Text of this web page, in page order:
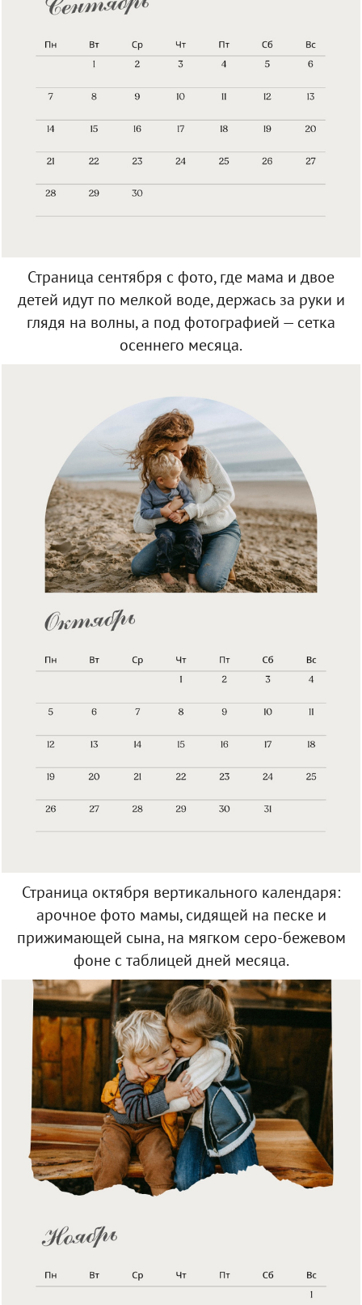
Страница сентября с фото, где мама и двое
детей идут по мелкой воде, держась за руки и
глядя на волны, а под фотографией — сетка
осеннего месяца.
Страница октября вертикального календаря:
арочное фото мамы, сидящей на песке и
прижимающей сына, на мягком серо-бежевом
фоне с таблицей дней месяца.